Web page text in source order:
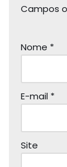
o
k
p
Campos
Nome *
E-mail *
Site